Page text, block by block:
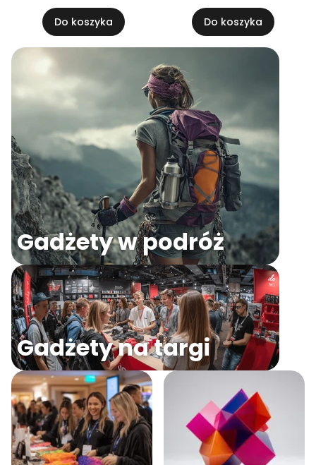
Do koszyka Do koszyka
Gadżety w podróż
Gadżety na targi